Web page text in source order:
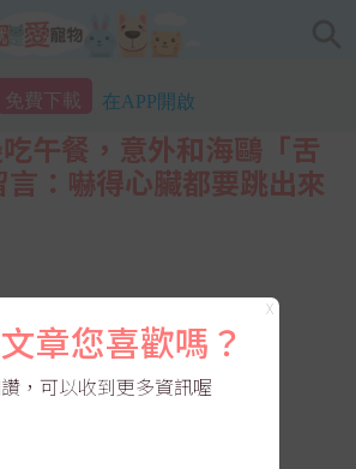
免費下載 在APP開啟
午餐，意外和海鷗「舌
：嚇得心臟都要跳出來
X
章您喜歡嗎？
，可以收到更多資訊喔